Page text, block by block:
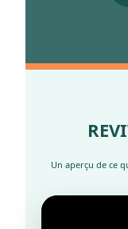
Un aperçu de ce